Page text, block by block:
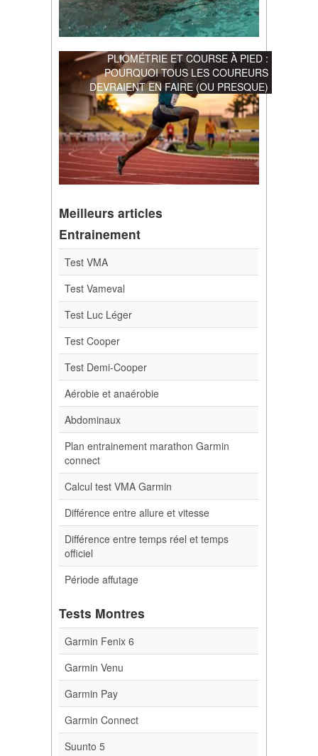
PLIOMÉTRIE ET COURSE À PIED :
POURQUOI TOUS LES COUREURS
DEVRAIENT EN FAIRE (OU PRESQUE)
Meilleurs articles
Entrainement
Test VMA
Test Vameval
Test Luc Léger
Test Cooper
Test Demi-Cooper
Aérobie et anaérobie
Abdominaux
Plan entrainement marathon Garmin
connect
Calcul test VMA Garmin
Différence entre allure et vitesse
Différence entre temps réel et temps
officiel
Période affutage
Tests Montres
Garmin Fenix 6
Garmin Venu
Garmin Pay
Garmin Connect
Suunto 5